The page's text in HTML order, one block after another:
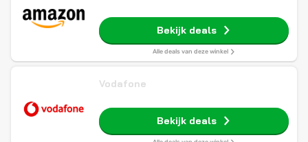
Bekijk deals
Alle deals van deze winkel
Vodafone
Bekijk deals